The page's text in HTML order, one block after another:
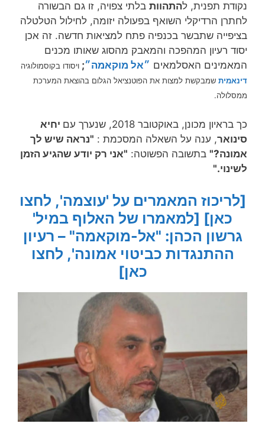
נקודת תפנית, להתהוות בלתי צפויה, זו גם הבשורה
לחתרן הרדיקלי השואף בפעולה יזומה, לחילול הטלטלה
בציפייה שתבשר בכנפיה פתח למציאות חדשה. זה אכן
יסוד רעיון המהפכה והמאבק מהסוג שאותו מכנים
המאמינים האסלמאים ״אל מוקאמה״; ויסודו בקוסמולוגיה
דינאמית שמבקשת למצות את הפוטנציאל הגלום בהוצאת המערכת
ממסלולה.
כך בראיון מכונן, באוקטובר 2018, שנערך עם
יחיא
סינואר, ענה על השאלה המסכמת : "נראה שיש לך
אמונה?" בתשובה הפשוטה: "אני רק יודע שהגיע הזמן
לשינוי."
[לריכוז המאמרים על 'עוצמה', לחצו
כאן] [למאמרו של האלוף במיל'
גרשון הכהן: "אל-מוקאמה" – רעיון
ההתנגדות כביטוי אמונה', לחצו
כאן]